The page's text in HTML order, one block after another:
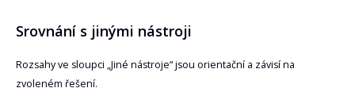
Srovnání s jinými nástroji
Rozsahy ve sloupci „Jiné nástroje“ jsou orientační a závisí na
zvoleném řešení.